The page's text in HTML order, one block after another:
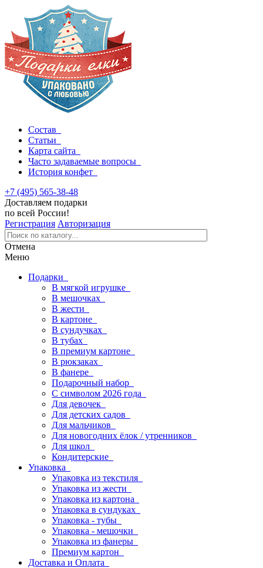
Состав
Статьи
Карта сайта
Часто задаваемые вопросы
История конфет
+7 (495) 565-38-48
Доставляем подарки
по всей России!
Регистрация Авторизация
Отмена
Меню
Подарки
В мягкой игрушке
В мешочках
В жести
В картоне
В сундучках
В тубах
В премиум картоне
В рюкзаках
В фанере
Подарочный набор
С символом 2026 года
Для девочек
Для детских садов
Для мальчиков
Для новогодних ёлок / утренников
Для школ
Кондитерские
Упаковка
Упаковка из текстиля
Упаковка из жести
Упаковка из картона
Упаковка в сундуках
Упаковка - тубы
Упаковка - мешочки
Упаковка из фанеры
Премиум картон
Доставка и Оплата